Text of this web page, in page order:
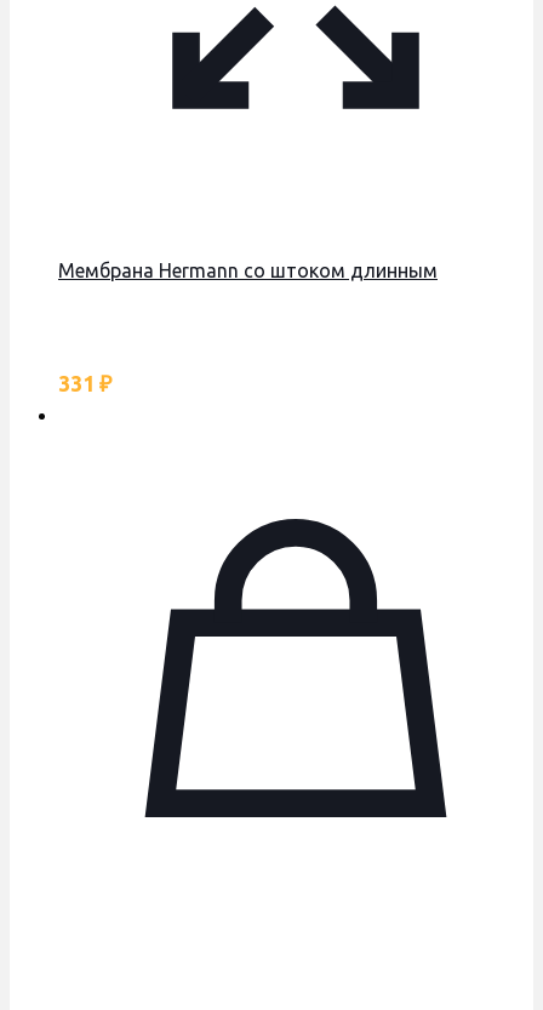
Мембрана Hermann со штоком длинным
331 ₽